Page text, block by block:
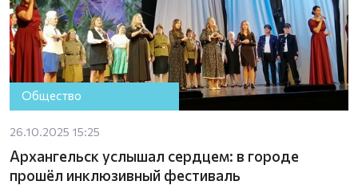
Общество
26.10.2025 15:25
Архангельск услышал сердцем: в городе
прошёл инклюзивный фестиваль